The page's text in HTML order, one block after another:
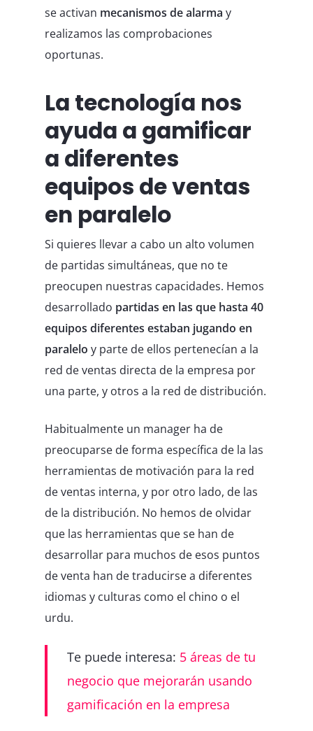
se activan mecanismos de alarma y
realizamos las comprobaciones
oportunas.
La tecnología nos
ayuda a gamificar
a diferentes
equipos de ventas
en paralelo
Si quieres llevar a cabo un alto volumen
de partidas simultáneas, que no te
preocupen nuestras capacidades. Hemos
desarrollado partidas en las que hasta 40
equipos diferentes estaban jugando en
paralelo y parte de ellos pertenecían a la
red de ventas directa de la empresa por
una parte, y otros a la red de distribución.
Habitualmente un manager ha de
preocuparse de forma específica de la las
herramientas de motivación para la red
de ventas interna, y por otro lado, de las
de la distribución. No hemos de olvidar
que las herramientas que se han de
desarrollar para muchos de esos puntos
de venta han de traducirse a diferentes
idiomas y culturas como el chino o el
urdu.
Te puede interesa: 5 áreas de tu
negocio que mejorarán usando
gamificación en la empresa